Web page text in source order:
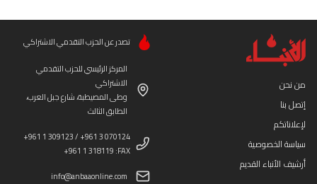
من نحن
إتصل بنا
لإعلاناتكم
سياسة الخصوصية
أرشيف الأنباء القديم
تصدر عن الحزب التقدمي الاشتراكي
المركز الرئيسي للحزب التقدمي
الاشتراكي
وطى المصيطبة، شارع جبل العرب،
الطابق الثالث
+961 1 309123 / +961 3 070124
+961 1 318119 :FAX
info@anbaaonline.com